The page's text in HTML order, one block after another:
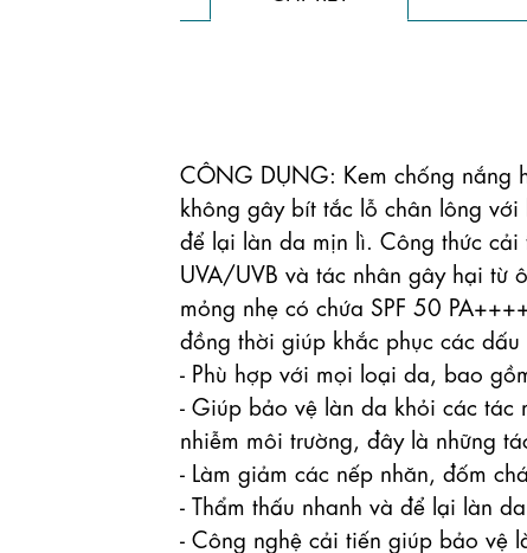
CÔNG DỤNG: Kem chống nắng
không gây bít tắc lỗ chân lông
để lại làn da mịn lì. Công thức
UVA/UVB và tác nhân gây hại từ
mỏng nhẹ có chứa SPF 50
đồng thời giúp khắc phục các
- Phù hợp với mọi loại da, bao
- Giúp bảo vệ làn da khỏi các tác
nhiễm môi trường, đây là những
- Làm giảm các nếp nhăn, đốm
- Thẩm thấu nhanh và để lại làn
- Công nghệ cải tiến giúp bảo vệ